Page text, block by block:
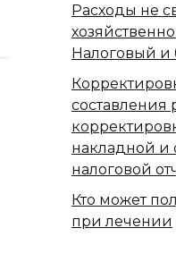
Расходы не
Налоговый и
составления
накладной и
налоговой
Кто может
при лечении